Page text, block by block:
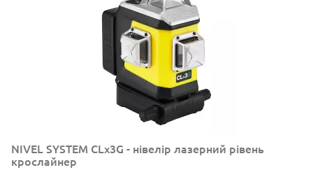
NIVEL SYSTEM CLx3G - нівелір лазерний рівень
крослайнер